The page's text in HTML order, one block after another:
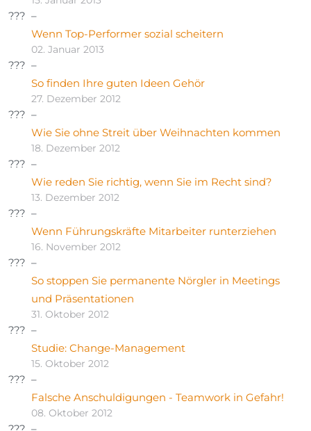
Wenn Top-Performer sozial scheitern
02. Januar 2013
So finden Ihre guten Ideen Gehör
27. Dezember 2012
Wie Sie ohne Streit über Weihnachten kommen
18. Dezember 2012
Wie reden Sie richtig, wenn Sie im Recht sind?
13. Dezember 2012
Wenn Führungskräfte Mitarbeiter runterziehen
16. November 2012
So stoppen Sie permanente Nörgler in Meetings
und Präsentationen
31. Oktober 2012
Studie: Change-Management
15. Oktober 2012
Falsche Anschuldigungen - Teamwork in Gefahr!
08. Oktober 2012